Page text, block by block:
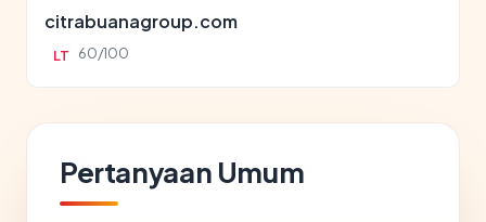
citrabuanagroup.com
LT 60/100
Pertanyaan Umum